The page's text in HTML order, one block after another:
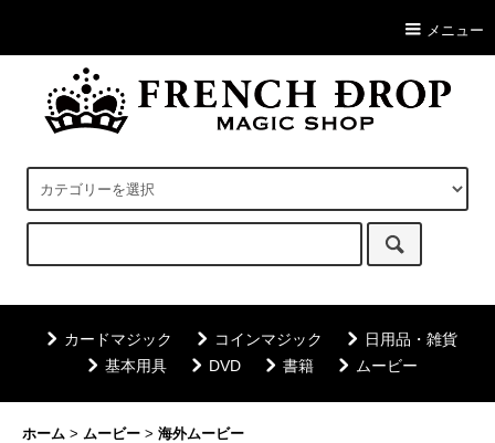
メニュー
カードマジック コインマジック
日用品・雑貨
基本用具
DVD 書籍 ムービー
ホーム > ムービー > 海外ムービー